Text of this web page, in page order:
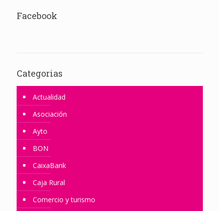
Facebook
Categorias
Actualidad
Asociación
Ayto
BON
CaixaBank
Caja Rural
Comercio y turismo